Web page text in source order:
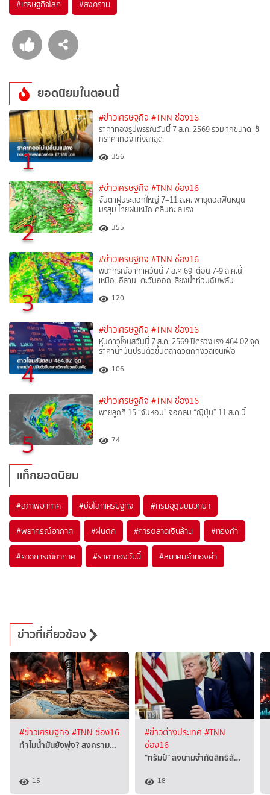
#เศรษฐกิจโลก #สงคราม
ยอดนิยมในตอนนี้
1
#ข่าวเศรษฐกิจ #TNN ช่อง16
ราคาทองรูปพรรณวันนี้ 7 ส.ค. 2569 รวมทุกขนาด เช็
กราคาทองแท่งล่าสุด
356
2
#ข่าวเศรษฐกิจ #TNN ช่อง16
จับตาฝนระลอกใหญ่ 7–11 ส.ค. พายุดอลฟินหนุน
มรสุม ไทยฝนหนัก-คลื่นทะเลแรง
355
3
#ข่าวเศรษฐกิจ #TNN ช่อง16
พยากรณ์อากาศวันนี้ 7 ส.ค.69 เตือน 7-9 ส.ค.นี้
เหนือ–อีสาน–ตะวันออก เสี่ยงน้ำท่วมฉับพลัน
120
4
#ข่าวเศรษฐกิจ #TNN ช่อง16
หุ้นดาวโจนส์วันนี้ 7 ส.ค. 2569 ปิดร่วงแรง 464.02 จุด
ราคาน้ำมันปรับตัวขึ้นตลาดวิตกกังวลเงินเฟ้อ
106
5
#ข่าวเศรษฐกิจ #TNN ช่อง16
พายุลูกที่ 15 “จันหอม” จ่อถล่ม “ญี่ปุ่น” 11 ส.ค.นี้
74
แท็กยอดนิยม
#สภาพอากาศ #ย่อโลกเศรษฐกิจ #กรมอุตุนิยมวิทยา
#พยากรณ์อากาศ #ฝนตก #การตลาดเงินล้าน #ทองคำ
#คาดการณ์อากาศ #ราคาทองวันนี้ #สมาคมค้าทองคำ
ข่าวที่เกี่ยวข้อง
#ข่าวเศรษฐกิจ #TNN ช่อง16
ทำไมน้ำมันยังพุ่ง? สงคราม…
15
#ข่าวต่างประเทศ #TNN
ช่อง16
“ทรัมป์” ลงนามจำกัดสิทธิสั…
18